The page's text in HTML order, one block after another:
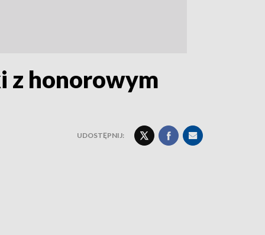
z honorowym
UDOSTĘPNIJ: